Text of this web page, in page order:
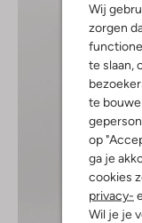
Wij
zorgen
te slaan,
te
op
ga je
cookies
privacy-
Wil je je